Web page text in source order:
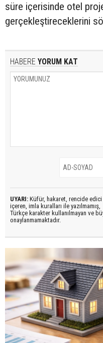
süre içerisinde otel
gerçekleştireceklerini
HABERE YORUM KAT
UYARI: Küfür, hakaret, rencide edici
içeren, imla kuralları ile yazılmamış,
Türkçe karakter kullanılmayan ve
onaylanmamaktadır.